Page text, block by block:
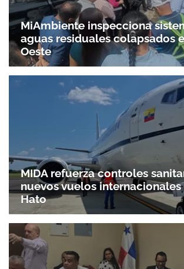
MiAmbiente inspecciona
aguas residuales colapsados
Oeste
MIDA refuerza controles
nuevos vuelos internacionales
Hato